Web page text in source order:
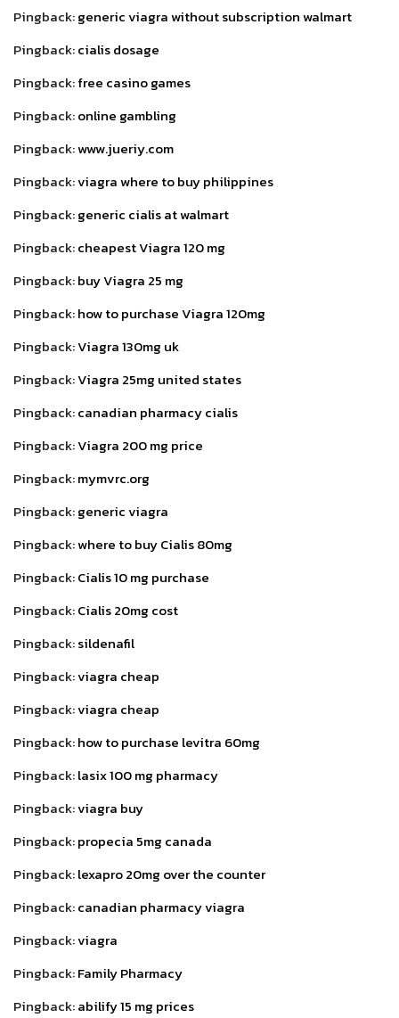
Pingback:generic viagra without subscription walmart
Pingback:cialis dosage
Pingback:free casino games
Pingback:online gambling
Pingback:www.jueriy.com
Pingback:viagra where to buy philippines
Pingback:generic cialis at walmart
Pingback:cheapest Viagra 120 mg
Pingback:buy Viagra 25 mg
Pingback:how to purchase Viagra 120mg
Pingback:Viagra 130mg uk
Pingback:Viagra 25mg united states
Pingback:canadian pharmacy cialis
Pingback:Viagra 200 mg price
Pingback:mymvrc.org
Pingback:generic viagra
Pingback:where to buy Cialis 80mg
Pingback:Cialis 10 mg purchase
Pingback:Cialis 20mg cost
Pingback:sildenafil
Pingback:viagra cheap
Pingback:viagra cheap
Pingback:how to purchase levitra 60mg
Pingback:lasix 100 mg pharmacy
Pingback:viagra buy
Pingback:propecia 5mg canada
Pingback:lexapro 20mg over the counter
Pingback:canadian pharmacy viagra
Pingback:viagra
Pingback:Family Pharmacy
Pingback:abilify 15 mg prices